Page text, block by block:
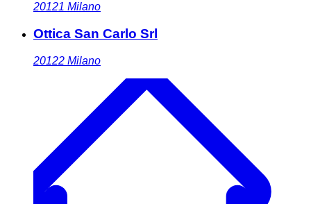
20121 Milano
Ottica San Carlo Srl
20122 Milano